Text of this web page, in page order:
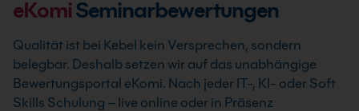
eKomiSeminarbewertungen
Qualität ist bei Kebel kein Versprechen, sondern
belegbar. Deshalb setzen wir auf das unabhängige
Bewertungsportal eKomi. Nach jeder IT-, KI- oder Soft
Skills Schulung – live online oder in Präsenz